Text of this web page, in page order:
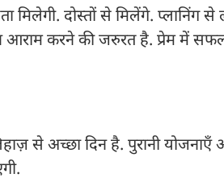
मिलेगी. दोस्तों से मिलेंगे. प्लानिंग
आराम करने की जरुरत है. प्रेम में
से अच्छा दिन है. पुरानी